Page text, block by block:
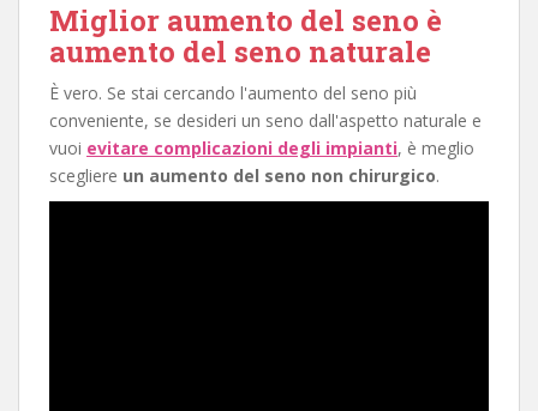
Miglior aumento del seno è
aumento del seno naturale
È vero. Se stai cercando l'aumento del seno più
conveniente, se desideri un seno dall'aspetto naturale e
vuoi evitare complicazioni degli impianti, è meglio
scegliere un aumento del seno non chirurgico.